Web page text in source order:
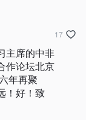
主席的中非
作论坛北京
年再聚
！好！致
17